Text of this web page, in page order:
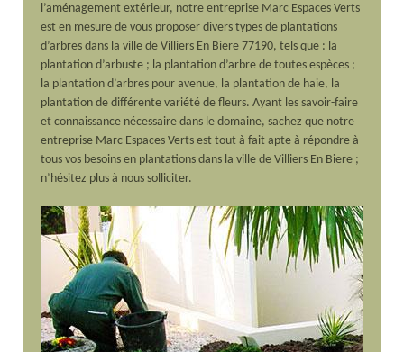
l’aménagement extérieur, notre entreprise Marc Espaces Verts
est en mesure de vous proposer divers types de plantations
d’arbres dans la ville de Villiers En Biere 77190, tels que : la
plantation d’arbuste ; la plantation d’arbre de toutes espèces ;
la plantation d’arbres pour avenue, la plantation de haie, la
plantation de différente variété de fleurs. Ayant les savoir-faire
et connaissance nécessaire dans le domaine, sachez que notre
entreprise Marc Espaces Verts est tout à fait apte à répondre à
tous vos besoins en plantations dans la ville de Villiers En Biere ;
n’hésitez plus à nous solliciter.